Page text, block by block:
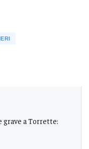
grave a Torrette: